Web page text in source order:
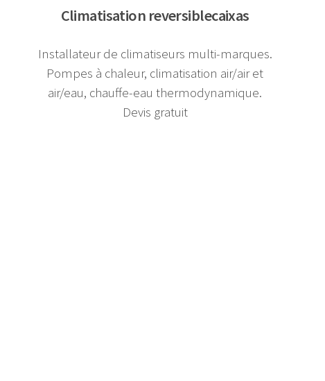
Climatisation reversiblecaixas
Installateur de climatiseurs multi-marques.
Pompes à chaleur, climatisation air/air et
air/eau, chauffe-eau thermodynamique.
Devis gratuit